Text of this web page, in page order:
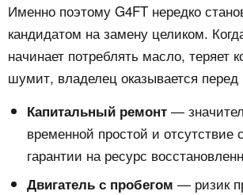
Именно поэтому G4FT нередко
кандидатом на замену целиком.
начинает потреблять масло, теряет
шумит, владелец оказывается
Капитальный ремонт —
временной простой и отсутствие
гарантии на ресурс
Двигатель с пробегом — ризик